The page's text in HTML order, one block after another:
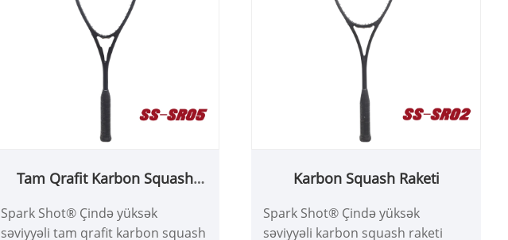
Tam Qrafit Karbon Squash
Spark Shot® Çində yüksək
səviyyəli tam qrafit karbon squash
Karbon Squash Raketi
Spark Shot® Çində yüksək
səviyyəli karbon squash raketi